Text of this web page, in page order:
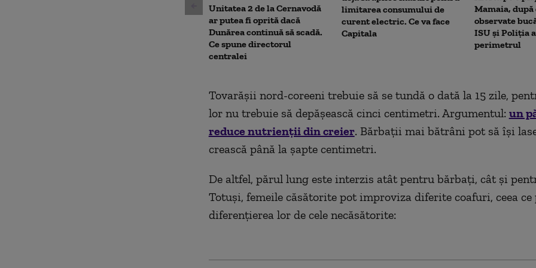
Unitatea 2 de la Cernavodă
ar putea fi oprită dacă
Dunărea continuă să scadă.
Ce spune directorul
centralei
limitarea consumului de
curent electric. Ce va face
Capitala
Mamaia, după
observate
ISU și Poliția
perimetrul
Tovarăşii nord-coreeni trebuie să se tundă o dată la 15 zile,
lor nu trebuie să depăşească cinci centimetri. Argumentul: un
reduce nutrienţii din creier. Bărbaţii mai bătrâni pot să îşi
crească până la şapte centimetri.
De altfel, părul lung este interzis atât pentru bărbaţi, cât şi
Totuşi, femeile căsătorite pot improviza diferite coafuri, ceea
diferenţierea lor de cele necăsătorite: